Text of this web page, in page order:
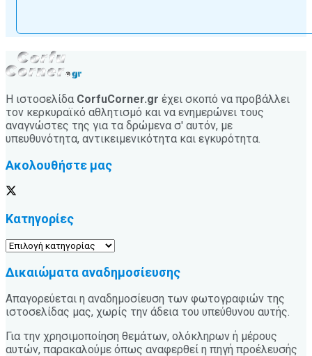
Η ιστοσελίδα CorfuCorner.gr έχει σκοπό να προβάλλει
τον κερκυραϊκό αθλητισμό και να ενημερώνει τους
αναγνώστες της για τα δρώμενα σ' αυτόν, με
υπευθυνότητα, αντικειμενικότητα και εγκυρότητα.
Ακολουθήστε μας
Κατηγορίες
Κατηγορίες
Δικαιώματα αναδημοσίευσης
Απαγορεύεται η αναδημοσίευση των φωτογραφιών της
ιστοσελίδας μας, χωρίς την άδεια του υπεύθυνου αυτής.
Για την χρησιμοποίηση θεμάτων, ολόκληρων ή μέρους
αυτών, παρακαλούμε όπως αναφερθεί η πηγή προέλευσής